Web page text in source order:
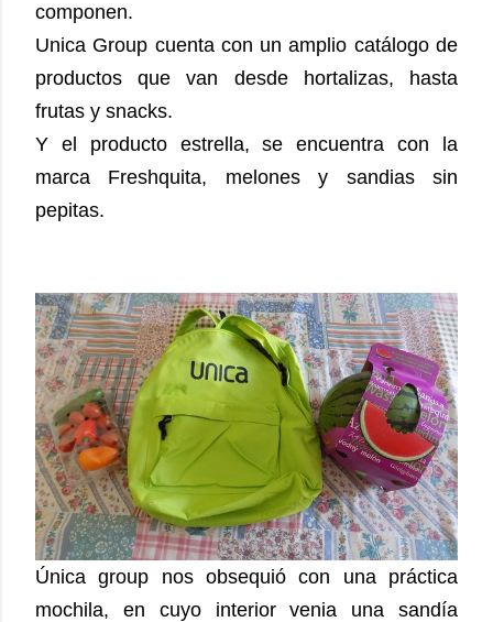
componen.
Unica Group cuenta con un amplio catálogo de
productos que van desde hortalizas, hasta
frutas y snacks.
Y el producto estrella, se encuentra con la
marca Freshquita, melones y sandias sin
pepitas.
Única group nos obsequió con una práctica
mochila, en cuyo interior venia una sandía